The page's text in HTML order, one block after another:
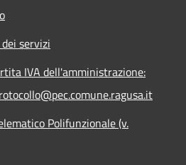
servizi
IVA dell'amministrazione:
Polifunzionale (v.